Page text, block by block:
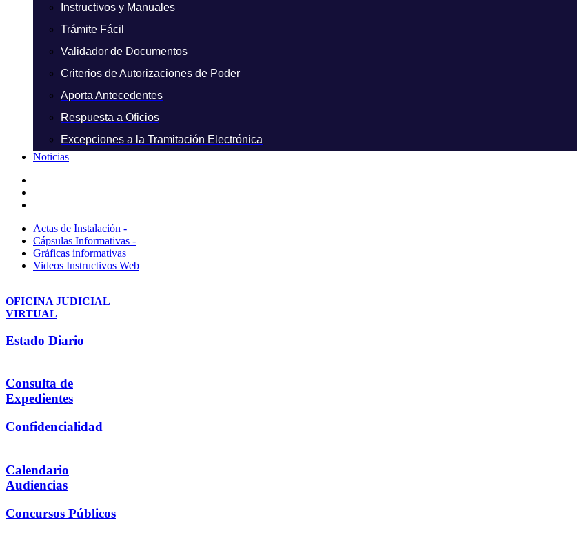
Instructivos y Manuales
Trámite Fácil
Validador de Documentos
Criterios de Autorizaciones de Poder
Aporta Antecedentes
Respuesta a Oficios
Excepciones a la Tramitación Electrónica
Noticias
Actas de Instalación -
Cápsulas Informativas -
Gráficas informativas
Videos Instructivos Web
OFICINA JUDICIAL
VIRTUAL
Estado Diario
Consulta de
Expedientes
Confidencialidad
Calendario
Audiencias
Concursos Públicos